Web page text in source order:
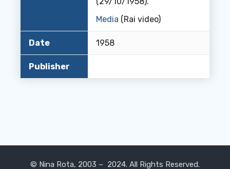
Media (Rai video)
Date 1958
Publisher
© Nina Rota, 2003 – 2024. All Rights Reserved.